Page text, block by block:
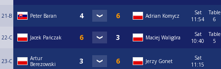
21-B Peter Baran Adrian Komycz
Sat
11:54
Table
6
22-C Jacek Pańczak Maciej Waligóra
Sat
10:40
Table
5
23-C
Artur
Berezowski
Jerzy Gonet
Sat
11:15